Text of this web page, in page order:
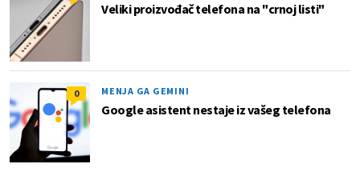
Veliki proizvođač telefona na "crnoj listi"
0 MENJA GA GEMINI
Google asistent nestaje iz vašeg telefona